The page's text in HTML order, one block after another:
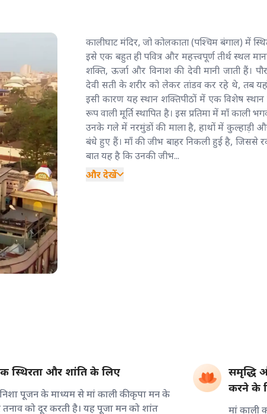
कालीघाट मंदिर, जो कोलकाता (पश्चिम बंगाल) में
इसे एक बहुत ही पवित्र और महत्त्वपूर्ण तीर्थ स्थल
शक्ति, ऊर्जा और विनाश की देवी मानी जाती हैं।
देवी सती के शरीर को लेकर तांडव कर रहे थे, तब
इसी कारण यह स्थान शक्तिपीठों में एक विशेष
रूप वाली मूर्ति स्थापित है। इस प्रतिमा में माँ काली
उनके गले में नरमुंडों की माला है, हाथों में
बंधे हुए हैं। माँ की जीभ बाहर निकली हुई है, जिससे
बात यह है कि उनकी जीभ...
और देखें
स्थिरता और शांति के लिए
पूजन के माध्यम से मां काली की कृपा मन के
को दूर करती है। यह पूजा मन को शांत
समृद्धि
करने के
मां काली